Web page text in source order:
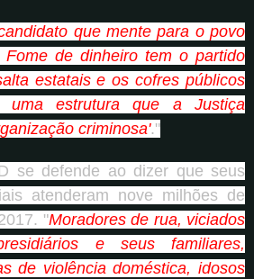
que mente para o povo
de dinheiro tem o partido
estatais e os cofres públicos
uma estrutura que a Justiça
criminosa'."
se defende ao dizer que seus
atenderam nove milhões de
"Moradores de rua, viciados
e seus familiares,
de violência doméstica, idosos